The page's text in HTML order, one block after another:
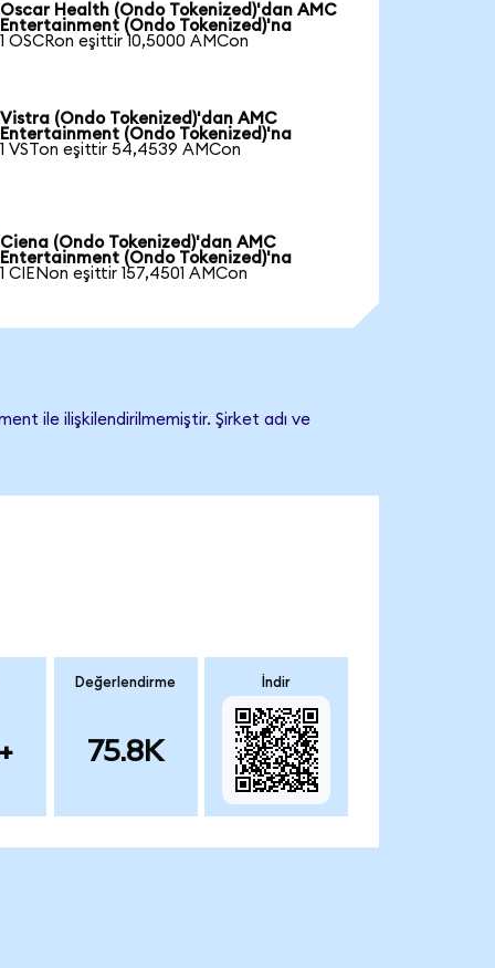
Oscar Health (Ondo Tokenized)'dan AMC
Entertainment (Ondo Tokenized)'na
1 OSCRon eşittir 10,5000 AMCon
Vistra (Ondo Tokenized)'dan AMC
Entertainment (Ondo Tokenized)'na
1 VSTon eşittir 54,4539 AMCon
Ciena (Ondo Tokenized)'dan AMC
Entertainment (Ondo Tokenized)'na
1 CIENon eşittir 157,4501 AMCon
ile ilişkilendirilmemiştir. Şirket adı ve
Değerlendirme
75.8K
İndir